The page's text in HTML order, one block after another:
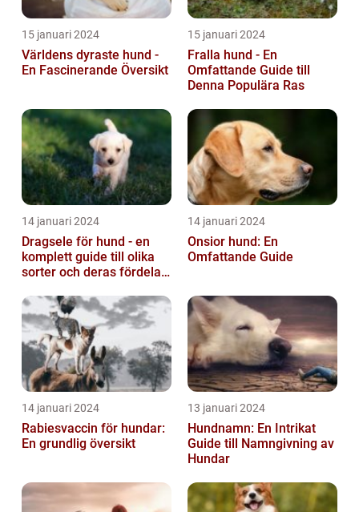
15 januari 2024
Världens dyraste hund -
En Fascinerande Översikt
15 januari 2024
Fralla hund - En
Omfattande Guide till
Denna Populära Ras
14 januari 2024
Dragsele för hund - en
komplett guide till olika
sorter och deras fördelar
14 januari 2024
Onsior hund: En
Omfattande Guide
14 januari 2024
Rabiesvaccin för hundar:
En grundlig översikt
13 januari 2024
Hundnamn: En Intrikat
Guide till Namngivning av
Hundar